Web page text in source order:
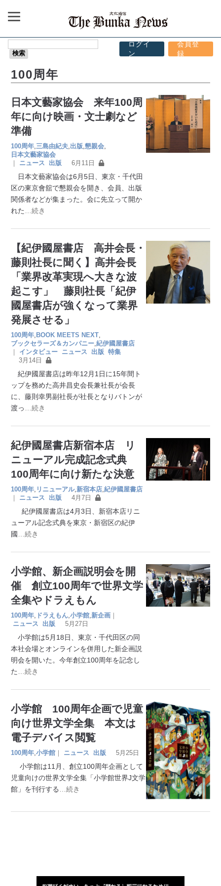
ログイ
ン
会員登
録
100周年
日本文藝家協会 来年100周
年に向け映画・文士劇など
準備
100周年 三島由紀夫 出版 ,懇親会
日本文藝家協会
｜
ニュース 出版 6月11日
日本文藝家協会は6月5日、東京・千代田
区の東京會舘で懇親会を開き、会員、出版
関係者などが集まった。会に先立って開か
れた
…続き
【紀伊國屋書店 高井会長・
藤則社長に聞く】高井会長
「業界改革実現へ大きな波
起こす」 藤則社長「紀伊
國屋書店が強くなって業界
発展させる」
100周年 BOOK MEETS NEXT
ブックセラーズ＆カンパニー ,紀伊國屋書店
｜
インタビュー ニュース 出版
特集
3月14日
紀伊國屋書店は昨年12月1日に15年間ト
ップを務めた高井昌史会長兼社長が会長
に、藤則幸男副社長が社長となりバトンが
渡っ
…続き
紀伊國屋書店新宿本店 リ
ニューアル完成記念式典
100周年に向け新たな決意
100周年 リニューアル, 新宿本店 ,紀伊國屋書店
｜
ニュース 出版 4月7日
紀伊國屋書店は4月3日、新宿本店リニ
ューアル記念式典を東京・新宿区の紀伊
國 …続き
小学館、新企画説明会を開
催 創立100周年で世界文学
全集やドラえもん
100周年 ドラえもん ,小学館 新企画 ｜
ニュース
出版 5月27日
小学館は5月18日、東京・千代田区の同
本社会場とオンラインを併用した新企画説
明会を開いた。今年創立100周年を記念し
た
…続き
小学館 100周年企画で児童
向け世界文学全集 本文は
電子デバイス閲覧
100周年 ,小学館 ｜ ニュース 出版 5月25日
小学館は11月、創立100周年企画として
児童向けの世界文学全集「小学館世界J文学
館」を刊行する
…続き